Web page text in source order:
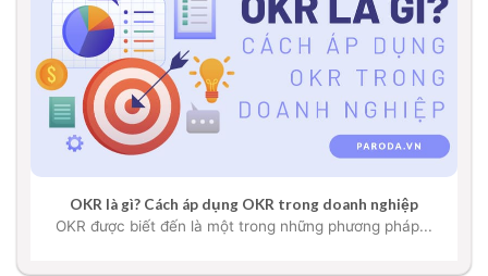
OKR là gì? Cách áp dụng OKR trong doanh nghiệp
OKR được biết đến là một trong những phương pháp...